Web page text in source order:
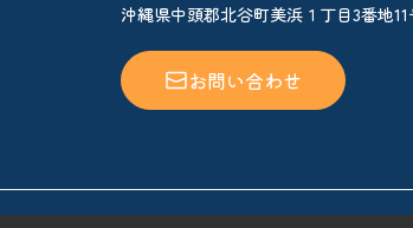
沖縄県中頭郡北谷町美浜１丁目3番地
お問い合わせ